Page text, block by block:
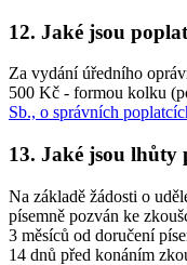
12. Jaké jsou
Za vydání úředního
500 Kč - formou kolku
Sb., o správních
13. Jaké jsou lhůty
Na základě žádosti o
písemně pozván ke
3 měsíců od doručení
14 dnů před konáním